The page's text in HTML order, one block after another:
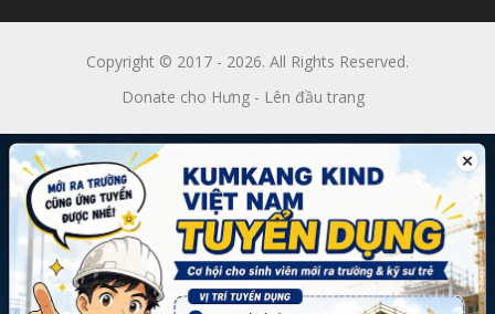
Copyright © 2017 - 2026. All Rights Reserved.
Donate cho Hưng- Lên đầu trang